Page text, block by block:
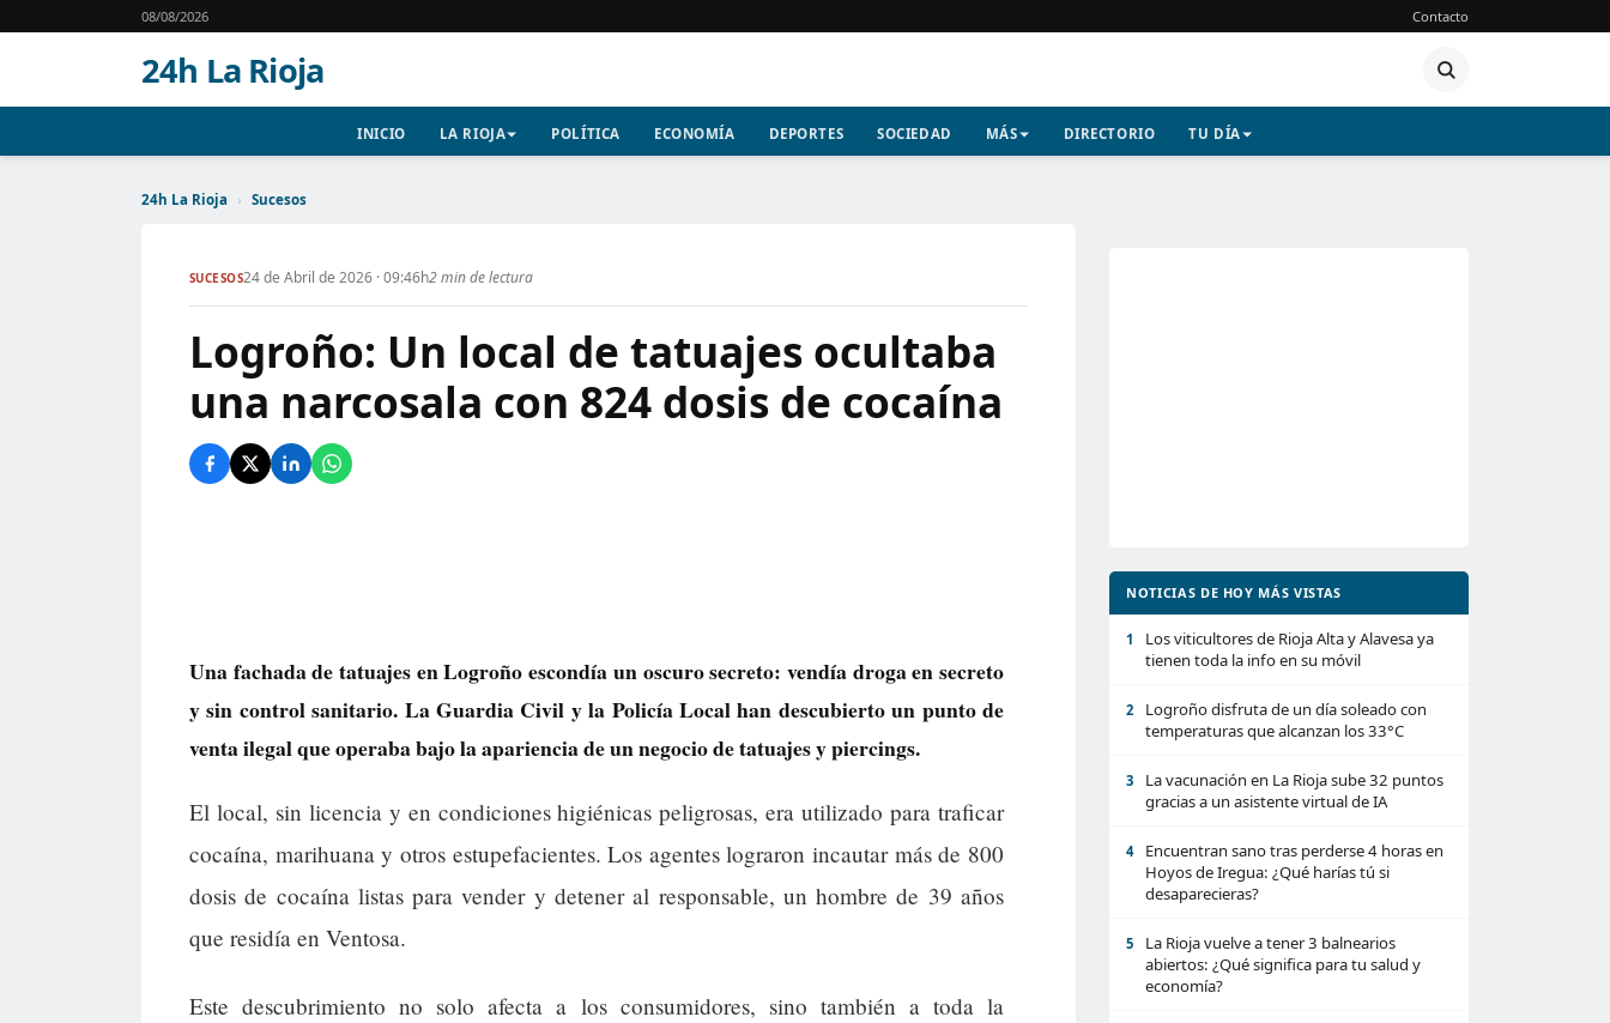
08/08/2026 Contacto
24h La Rioja
INICIO LA RIOJA POLÍTICA ECONOMÍA DEPORTES SOCIEDAD MÁS DIRECTORIO TU DÍA
24h La Rioja › Sucesos
SUCESOS24 de Abril de 2026 · 09:46h2 min de lectura
Logroño: Un local de tatuajes ocultaba
una narcosala con 824 dosis de cocaína
Una fachada de tatuajes en Logroño escondía un oscuro secreto: vendía droga en secreto
y sin control sanitario. La Guardia Civil y la Policía Local han descubierto un punto de
venta ilegal que operaba bajo la apariencia de un negocio de tatuajes y piercings.
El local, sin licencia y en condiciones higiénicas peligrosas, era utilizado para traficar
cocaína, marihuana y otros estupefacientes. Los agentes lograron incautar más de 800
dosis de cocaína listas para vender y detener al responsable, un hombre de 39 años
que residía en Ventosa.
Este descubrimiento no solo afecta a los consumidores, sino también a toda la
NOTICIAS DE HOY MÁS VISTAS
1
Los viticultores de Rioja Alta y Alavesa ya
tienen toda la info en su móvil
2
Logroño disfruta de un día soleado con
temperaturas que alcanzan los 33°C
3
La vacunación en La Rioja sube 32 puntos
gracias a un asistente virtual de IA
4
Encuentran sano tras perderse 4 horas en
Hoyos de Iregua: ¿Qué harías tú si
desaparecieras?
5
La Rioja vuelve a tener 3 balnearios
abiertos: ¿Qué significa para tu salud y
economía?